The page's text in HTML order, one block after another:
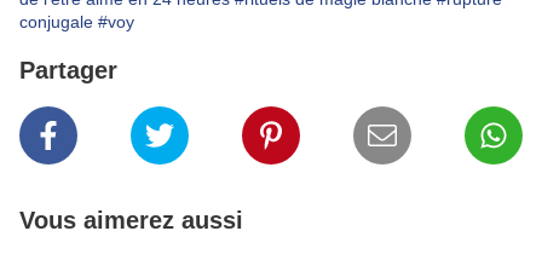
conjugale #voy
Partager
Vous aimerez aussi